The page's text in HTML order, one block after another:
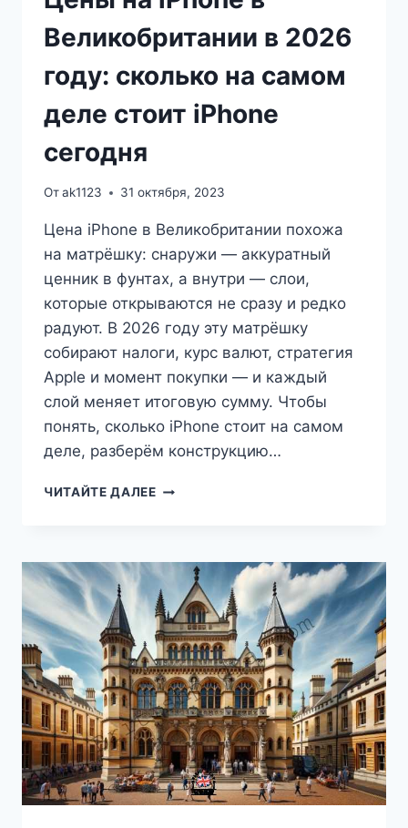
Великобритании в 2026
году: сколько на самом
деле стоит iPhone
сегодня
Отak1123 31 октября, 2023
Цена iPhone в Великобритании похожа
на матрёшку: снаружи — аккуратный
ценник в фунтах, а внутри — слои,
которые открываются не сразу и редко
радуют. В 2026 году эту матрёшку
собирают налоги, курс валют, стратегия
Apple и момент покупки — и каждый
слой меняет итоговую сумму. Чтобы
понять, сколько iPhone стоит на самом
деле, разберём конструкцию…
ЧИТАЙТЕ ДАЛЕЕЦЕНЫ
ВЕЛИКОБРИТАНИИ
2026
ГОДУ:
СКОЛЬКО
НА
САМОМ
ДЕЛЕ
СТОИТ
IPHONE
СЕГОДНЯ